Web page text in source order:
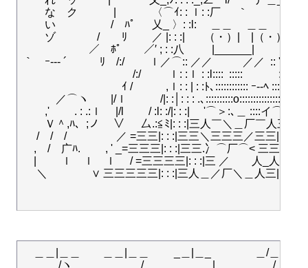
な　ク　　　 |　　　 〈⌒ｲ: : ｌ: :厂 　 ｀　　　´ 　
い　　　　　/　ﾊﾟ 　 乂_ 〉: :l:     ＿＿     ＿＿    ⌒|: : |
ゾ　 　 　 /　　ﾘ　　 ／ |: : :|       （・）|    |（・）
／　ﾎﾟ　　／′ ; : :八          |______|         　|  : |ﾍ.:|
｀　ｰ--‐ ´　　　ﾘ　/:/　　 ｌ／⌒:: ／／           ／／  :: '⌒|
/:/　 　 ｌ: :ｌ : :l::::  :::::             ::::  ::::::,'|: : : :
ｲ /　　　,ｌ: : | : :ﾄ､:::::::::::: ｰ--ﾍ ::::::::::::::/ |: : :
／⌒ヽ　　|/ｌ　　　/|: :│: : : .､::::::::::o::::::::::::::::::::イ
,'　　 . : .:ｌ　 |/l　　 / :l: :/|: : :|　 '⌒＞:､＿ ::::イ⌒　　
Ｖ＾,ﾊ、;ノ　 ∨ 　 厶.:≦ﾐ|: : :|三人￣＼＿厂￣人三|: : :|
/　/　/　　　 　 ／ =三三|: : :|三三＼三三三／三三|: : :|
,　/　广ﾊ.　　 , ' _=三三三|: : :|三三.冫⌒厂⌒< 三三|: : :|
|　　 ｌ　ｌ　ｌ　 / =三三三三|: : :|三 ／　　人_人　＼
＼　　　　∨ 三三三三三|: : :|三人＿／厂＼＿人三|: : :|
＿＿|＿＿　　＿＿|＿＿　　 _＿|＿_　　　　＿/＿　|　|
/ヽ　　　　　　 /　　　　 ＿＿|＿＿　　　 /